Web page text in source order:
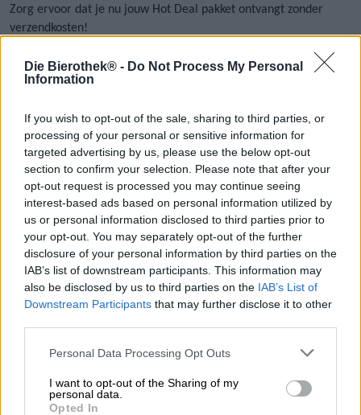
Die Bierothek® - Do Not Process My Personal
Information
If you wish to opt-out of the sale, sharing to third parties, or
processing of your personal or sensitive information for
targeted advertising by us, please use the below opt-out
section to confirm your selection. Please note that after your
opt-out request is processed you may continue seeing
interest-based ads based on personal information utilized by
us or personal information disclosed to third parties prior to
your opt-out. You may separately opt-out of the further
disclosure of your personal information by third parties on the
IAB’s list of downstream participants. This information may
also be disclosed by us to third parties on the IAB’s List of
Downstream Participants that may further disclose it to other
Personal Data Processing Opt Outs
I want to opt-out of the Sharing of my
personal data.
Opted In
Zorg ervoor dat je nu jouw Hot Deal pakket ontvangt zonder
verzendkosten!
Spring aan boord!
'Schrijf je in voor de nieuwsbrief'
Over de Bierothek
Werken bij de Bierothek
Duurzaamheid
Tijdschrift
Downloads
Contact